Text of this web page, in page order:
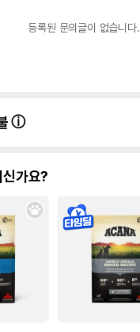
등록된 문의글이 없습니다.
신가요?